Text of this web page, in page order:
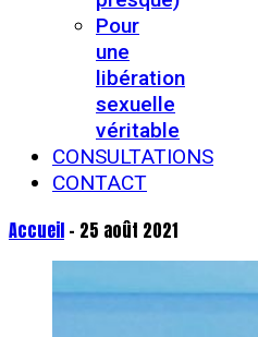
Pour
une
libération
sexuelle
véritable
CONSULTATIONS
CONTACT
Accueil - 25 août 2021